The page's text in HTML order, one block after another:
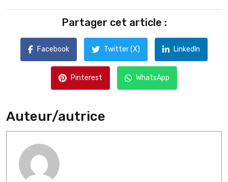
Partager cet article :
Facebook Twitter (X) LinkedIn
Pinterest WhatsApp
Auteur/autrice